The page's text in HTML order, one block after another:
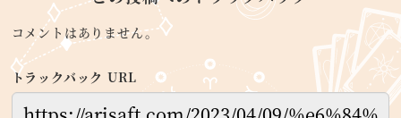
コメントはありません。
トラックバック URL